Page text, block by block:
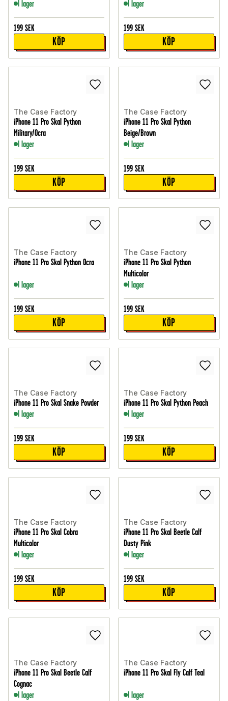
I lager
199 SEK
KÖP
I lager
199 SEK
KÖP
The Case Factory
iPhone 11 Pro Skal Python
Military/Ocra
I lager
199 SEK
KÖP
The Case Factory
iPhone 11 Pro Skal Python
Beige/Brown
I lager
199 SEK
KÖP
The Case Factory
iPhone 11 Pro Skal Python Ocra
I lager
199 SEK
KÖP
The Case Factory
iPhone 11 Pro Skal Python
Multicolor
I lager
199 SEK
KÖP
The Case Factory
iPhone 11 Pro Skal Snake Powder
I lager
199 SEK
KÖP
The Case Factory
iPhone 11 Pro Skal Python Peach
I lager
199 SEK
KÖP
The Case Factory
iPhone 11 Pro Skal Cobra
Multicolor
I lager
199 SEK
KÖP
The Case Factory
iPhone 11 Pro Skal Beetle Calf
Dusty Pink
I lager
199 SEK
KÖP
The Case Factory
iPhone 11 Pro Skal Beetle Calf
Cognac
I lager
The Case Factory
iPhone 11 Pro Skal Fly Calf Teal
I lager